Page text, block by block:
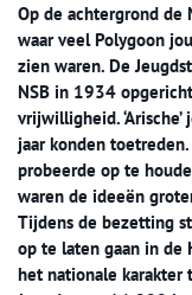
Op de achtergrond de
waar veel Polygoon
zien waren. De
NSB in 1934
vrijwilligheid.
jaar konden
probeerde op te
waren de ideeën
Tijdens de bezetting
op te laten gaan in de
het nationale karakter